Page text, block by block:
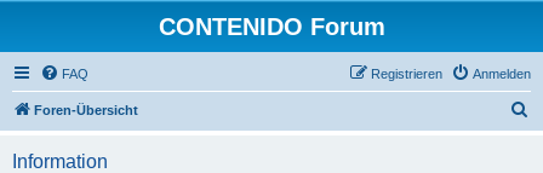
CONTENIDO Forum
FAQ Anmelden
Registrieren
Foren-Übersicht
Information